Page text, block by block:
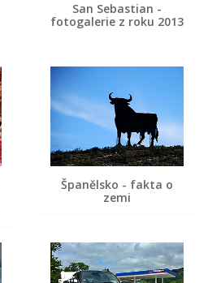
San Sebastian -
fotogalerie z roku 2013
Španělsko - fakta o
zemi